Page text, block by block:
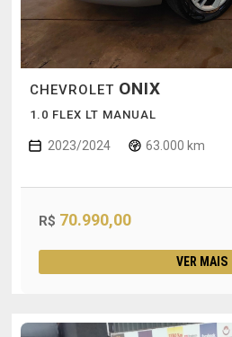
CHEVROLET ONIX
1.0 FLEX LT MANUAL
2023/2024 63.000 km
R$ 70.990,00
VER MAIS